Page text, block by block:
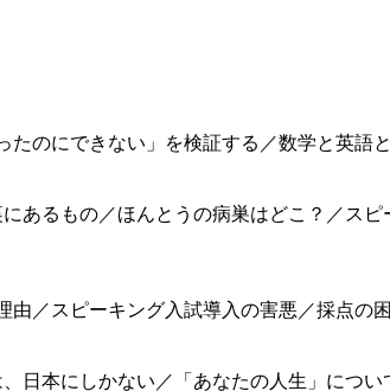
のにできない」を検証する／数学と英語
あるもの／ほんとうの病巣はどこ？／ス
／スピーキング入試導入の害悪／採点の
日本にしかない／「あなたの人生」につ